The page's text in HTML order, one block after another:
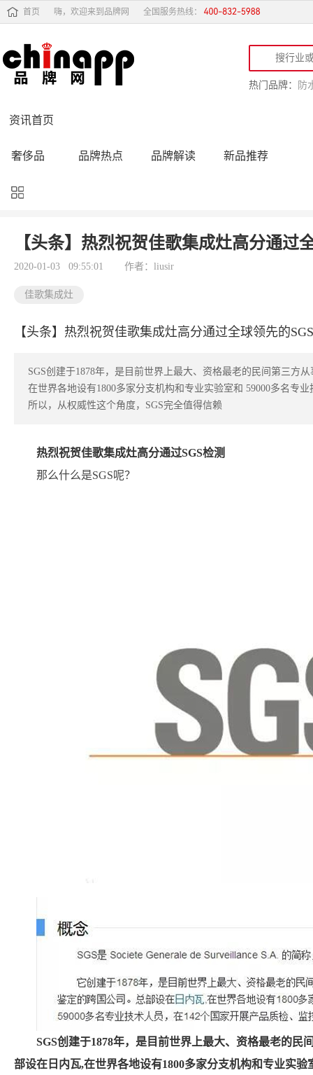
首页 嗨，欢迎来到品牌网 全国服务热线：
热门品牌： 防
资讯首页
奢侈品 品牌热点 品牌解读 新品推荐
品牌黑榜
品牌导购 专家点评 精彩点评
【头条】热烈祝贺佳歌集成灶高分通过
2020-01-03 09:55:01 作者：liusir
佳歌集成灶
【头条】热烈祝贺佳歌集成灶高分通过全球领先的
SGS创建于1878年，是目前世界上最大、资格最老的民间第三方
在世界各地设有1800多家分支机构和专业实验室和 59000多名专
所以，从权威性这个角度，SGS完全值得信赖
热烈祝贺佳歌集成灶高分通过SGS检测
那么什么是SGS呢？
SGS创建于1878年，是目前世界上最大、资格最老的
部设在日内瓦,在世界各地设有1800多家分支机构和专业实